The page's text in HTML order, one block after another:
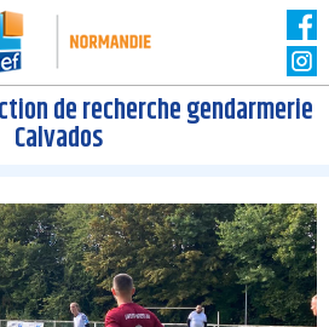
de recherche gendarmerie
Calvados
cookies